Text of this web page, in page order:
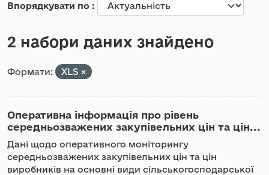
Впорядкувати по
2 набори даних знайдено
Формати: XLS
Оперативна інформація про рівень
середньозважених закупівельних цін та цін...
Дані щодо оперативного моніторингу
середньозважених закупівельних цін та цін
виробників на основні види сільськогосподарської